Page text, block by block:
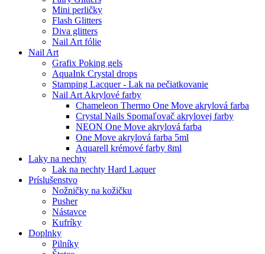
Mini perličky
Flash Glitters
Diva glitters
Nail Art fólie
Nail Art
Grafix Poking gels
AquaInk Crystal drops
Stamping Lacquer - Lak na pečiatkovanie
Nail Art Akrylové farby
Chameleon Thermo One Move akrylová farba
Crystal Nails Spomaľovač akrylovej farby
NEON One Move akrylová farba
One Move akrylová farba 5ml
Aquarell krémové farby 8ml
Laky na nechty
Lak na nechty Hard Laquer
Príslušenstvo
Nožničky na kožičku
Pusher
Nástavce
Kufríky
Doplnky
Pilníky